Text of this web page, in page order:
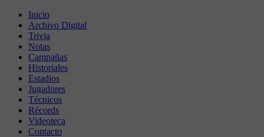
Inicio
Archivo Digital
Trivia
Notas
Campañas
Historiales
Estadios
Jugadores
Técnicos
Récords
Videoteca
Contacto